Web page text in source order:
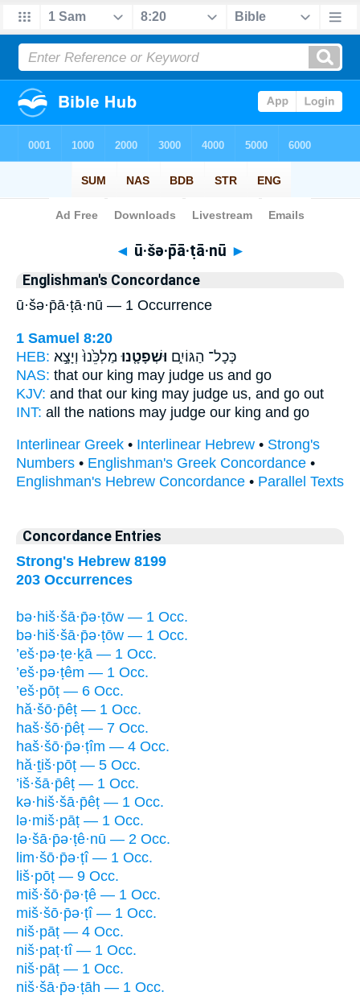
Bible> Strong's > Hebrew
◄ ū·šə·p̄ā·ṭā·nū ►
Englishman's Concordance
ū·šə·p̄ā·ṭā·nū — 1 Occurrence
1 Samuel 8:20
HEB:
כְּכָל־ הַגּוֹיִ֑ם וּשְׁפָטָ֤נוּ מַלְכֵּ֙נוּ֙ וְיָצָ֣א
NAS: that our king may judge us and go
KJV: and that our king may judge us, and go out
INT: all the nations may judge our king and go
Interlinear Greek • Interlinear Hebrew • Strong's
Numbers • Englishman's Greek Concordance •
Englishman's Hebrew Concordance • Parallel Texts
Concordance Entries
Strong's Hebrew 8199
203 Occurrences
bə·hiš·šā·p̄ə·ṭōw — 1 Occ.
bə·hiš·šā·p̄ə·ṭōw — 1 Occ.
’eš·pə·ṭe·ḵā — 1 Occ.
’eš·pə·ṭêm — 1 Occ.
’eš·pōṭ — 6 Occ.
hă·šō·p̄êṭ — 1 Occ.
haš·šō·p̄êṭ — 7 Occ.
haš·šō·p̄ə·ṭîm — 4 Occ.
hă·ṯiš·pōṭ — 5 Occ.
’iš·šā·p̄êṭ — 1 Occ.
kə·hiš·šā·p̄êṭ — 1 Occ.
lə·miš·pāṭ — 1 Occ.
lə·šā·p̄ə·ṭê·nū — 2 Occ.
lim·šō·p̄ə·ṭî — 1 Occ.
liš·pōṭ — 9 Occ.
miš·šō·p̄ə·ṭê — 1 Occ.
miš·šō·p̄ə·ṭî — 1 Occ.
niš·pāṭ — 4 Occ.
niš·paṭ·tî — 1 Occ.
niš·pāṭ — 1 Occ.
niš·šā·p̄ə·ṭāh — 1 Occ.